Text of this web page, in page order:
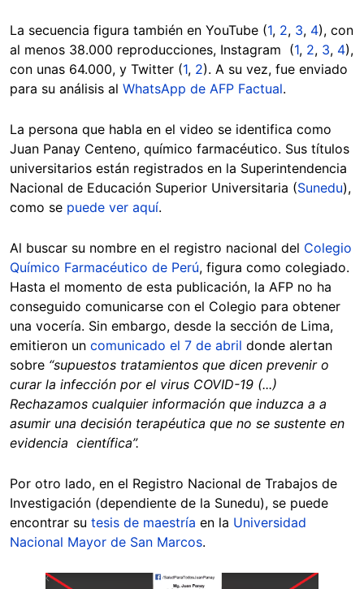
La secuencia figura también en YouTube (1, 2, 3, 4), con
al menos 38.000 reproducciones, Instagram (1, 2, 3, 4),
con unas 64.000, y Twitter (1, 2). A su vez, fue enviado
para su análisis al WhatsApp de AFP Factual.
La persona que habla en el video se identifica como
Juan Panay Centeno, químico farmacéutico. Sus títulos
universitarios están registrados en la Superintendencia
Nacional de Educación Superior Universitaria (Sunedu),
como se puede ver aquí.
Al buscar su nombre en el registro nacional del Colegio
Químico Farmacéutico de Perú, figura como colegiado.
Hasta el momento de esta publicación, la AFP no ha
conseguido comunicarse con el Colegio para obtener
una vocería. Sin embargo, desde la sección de Lima,
emitieron un comunicado el 7 de abril donde alertan
sobre “supuestos tratamientos que dicen prevenir o
curar la infección por el virus COVID-19 (...)
Rechazamos cualquier información que induzca a a
asumir una decisión terapéutica que no se sustente en
evidencia científica”.
Por otro lado, en el Registro Nacional de Trabajos de
Investigación (dependiente de la Sunedu), se puede
encontrar su tesis de maestría en la Universidad
Nacional Mayor de San Marcos.
Image